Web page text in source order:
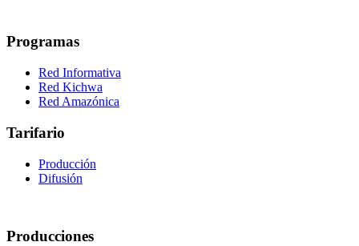
Programas
Red Informativa
Red Kichwa
Red Amazónica
Tarifario
Producción
Difusión
Producciones